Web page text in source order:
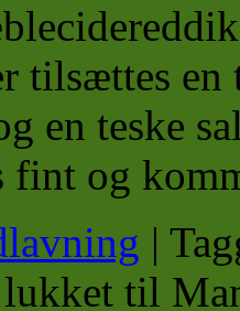
tilsættes
en teske
fint og
|
til